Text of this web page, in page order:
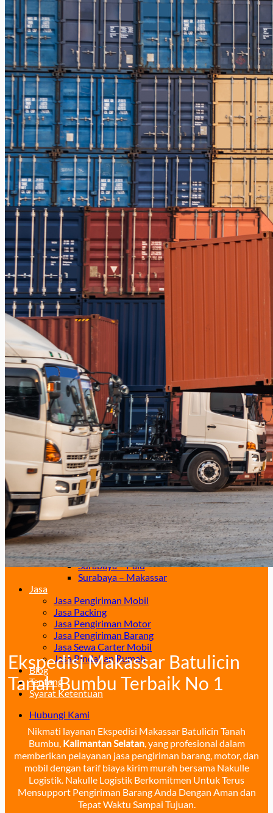
Jakarta – Gorontalo
Jakarta – Samarinda
Makassar
Makassar – Balikpapan
Makassar – Samarinda
Makassar – Ambon
Makassar – Halmahera Tengah
Makassar – Manado
Makassar – Ternate
Makassar – Biak
Makassar – Timika
Makassar – Fakfak
Makassar – Tual
Makassar – Jayapura
Makassar – Kaimana
Makassar – Sorong
Makassar – Manokwari
Makassar – Merauke
Makassar – Nabire
Makassar – Papua
Makassar – Serui
Balikpapan
Balikpapan – Makassar
Balikpapan – Papua
Balikpapan – Ternate
Balikpapan – Kendari
Balikpapan – Surabaya
Balikpapan – Semarang
Balikpapan – Manado
Balikpapan – Jakarta
Samarinda
Samarinda – Kendari
Samarinda – Makassar
Surabaya
Surabaya – Tenggarong
Surabaya – Grogot
Surabaya – Sangatta
Surabaya – Tanjung Selor
Surabaya – Berau
Surabaya – Tarakan
Surabaya – Malinau
Surabaya – Bontang
Surabaya – Gorontalo
Surabaya – Kendari
Surabaya – Samarinda
Surabaya – Balikpapan
Surabaya – Manado
Surabaya – Palu
Surabaya – Makassar
Jasa
Jasa Pengiriman Mobil
Jasa Packing
Jasa Pengiriman Motor
Jasa Pengiriman Barang
Jasa Sewa Carter Mobil
Jasa Pindahan Rumah
Blog
Tentang
Syarat Ketentuan
Hubungi Kami
Ekspedisi Makassar Batulicin
Tanah Bumbu Terbaik No 1
Nikmati layanan Ekspedisi Makassar Batulicin Tanah
Bumbu, Kalimantan Selatan, yang profesional dalam
memberikan pelayanan jasa pengiriman barang, motor, dan
mobil dengan tarif biaya kirim murah bersama Nakulle
Logistik. Nakulle Logistik Berkomitmen Untuk Terus
Mensupport Pengiriman Barang Anda Dengan Aman dan
Tepat Waktu Sampai Tujuan.